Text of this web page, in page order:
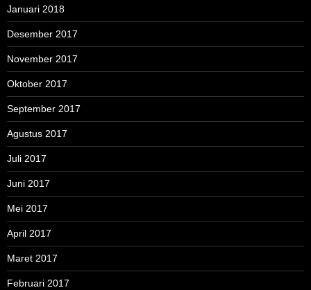
Januari 2018
Desember 2017
November 2017
Oktober 2017
September 2017
Agustus 2017
Juli 2017
Juni 2017
Mei 2017
April 2017
Maret 2017
Februari 2017